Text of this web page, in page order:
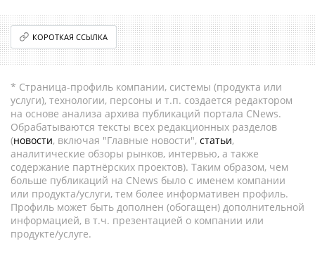
КОРОТКАЯ ССЫЛКА
* Страница-профиль компании, системы (продукта или
услуги), технологии, персоны и т.п. создается редактором
на основе анализа архива публикаций портала CNews.
Обрабатываются тексты всех редакционных разделов
(новости, включая "Главные новости", статьи,
аналитические обзоры рынков, интервью, а также
содержание партнёрских проектов). Таким образом, чем
больше публикаций на CNews было с именем компании
или продукта/услуги, тем более информативен профиль.
Профиль может быть дополнен (обогащен) дополнительной
информацией, в т.ч. презентацией о компании или
продукте/услуге.